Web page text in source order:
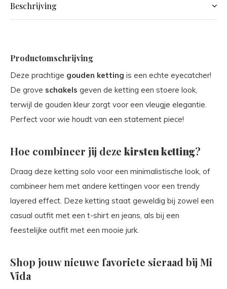
Beschrijving
Productomschrijving
Deze prachtige gouden ketting is een echte eyecatcher!
De grove schakels geven de ketting een stoere look,
terwijl de gouden kleur zorgt voor een vleugje elegantie.
Perfect voor wie houdt van een statement piece!
Hoe combineer jij deze kirsten ketting?
Draag deze ketting solo voor een minimalistische look, of
combineer hem met andere kettingen voor een trendy
layered effect. Deze ketting staat geweldig bij zowel een
casual outfit met een t-shirt en jeans, als bij een
feestelijke outfit met een mooie jurk.
Shop jouw nieuwe favoriete sieraad bij Mi
Vida